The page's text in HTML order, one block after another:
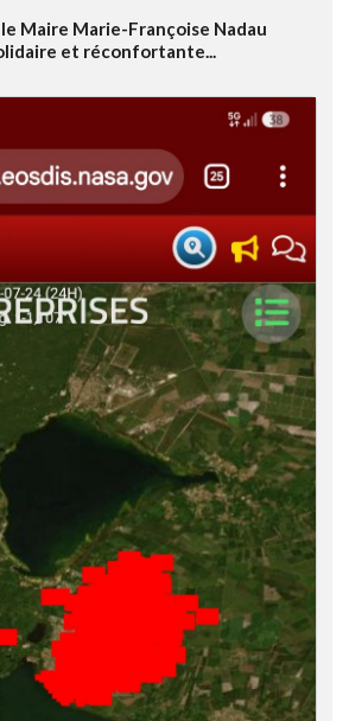
Maire Marie-Françoise Nadau
et réconfortante...